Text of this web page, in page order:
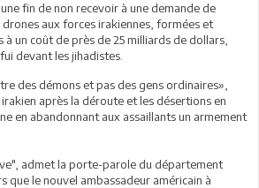
fin de non recevoir à une demande de
aux forces irakiennes, formées et
à un coût de près de 25 milliards de dollars,
devant les jihadistes.
des démons et pas des gens ordinaires»,
après la déroute et les désertions en
en abandonnant aux assaillants un armement
admet la porte-parole du département
que le nouvel ambassadeur américain à